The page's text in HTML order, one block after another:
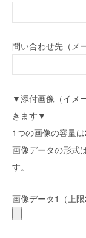
問い合わせ先（メ
▼添付画像（イメ
きます▼
1つの画像の容量は
画像データの形式
す。
画像データ1（上限